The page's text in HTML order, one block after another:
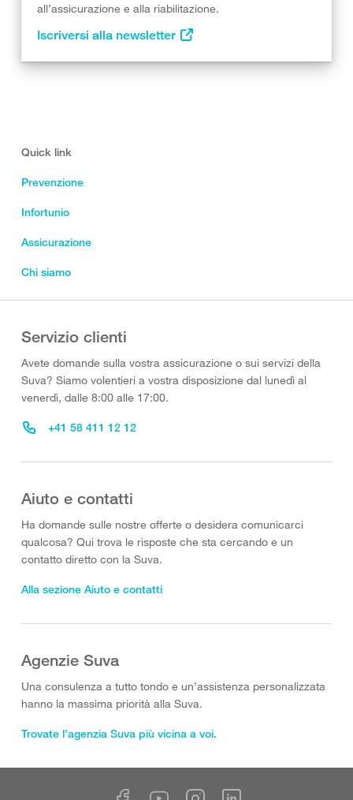
all’assicurazione e alla riabilitazione.
Iscriversi alla newsletter
Quick link
Prevenzione
Infortunio
Assicurazione
Chi siamo
Servizio clienti
Avete domande sulla vostra assicurazione o sui servizi della
Suva? Siamo volentieri a vostra disposizione dal lunedì al
venerdì, dalle 8:00 alle 17:00.
+41 58 411 12 12
Aiuto e contatti
Ha domande sulle nostre offerte o desidera comunicarci
qualcosa? Qui trova le risposte che sta cercando e un
contatto diretto con la Suva.
Alla sezione Aiuto e contatti
Agenzie Suva
Una consulenza a tutto tondo e un’assistenza personalizzata
hanno la massima priorità alla Suva.
Trovate l’agenzia Suva più vicina a voi.